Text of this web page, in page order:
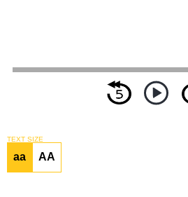
TEXT SIZE
aa AA